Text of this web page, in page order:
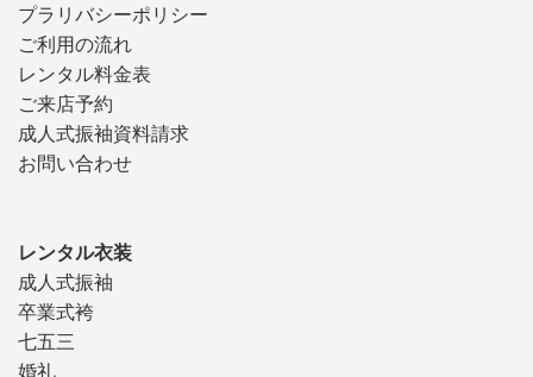
プラリバシーポリシー
ご利用の流れ
レンタル料金表
ご来店予約
成人式振袖資料請求
お問い合わせ
レンタル衣装
成人式振袖
卒業式袴
七五三
婚礼